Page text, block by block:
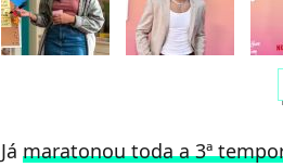
Já maratonou toda a 3ª